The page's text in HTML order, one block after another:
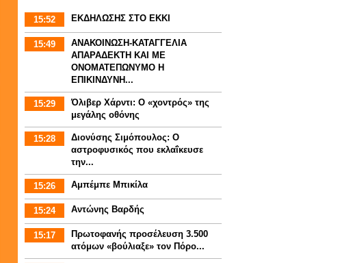
15:52 ΕΚΔΗΛΩΣΗΣ ΣΤΟ ΕΚΚΙ
15:49
ΑΝΑΚΟΙΝΩΣΗ-ΚΑΤΑΓΓΕΛΙΑ
ΑΠΑΡΑΔΕΚΤΗ ΚΑΙ ΜΕ
ΟΝΟΜΑΤΕΠΩΝΥΜΟ Η
ΕΠΙΚΙΝΔΥΝΗ...
15:29
Όλιβερ Χάρντι: Ο «χοντρός» της
μεγάλης οθόνης
15:28
Διονύσης Σιμόπουλος: Ο
αστροφυσικός που εκλαΐκευσε
την...
15:26 Αμπέμπε Μπικίλα
15:24 Αντώνης Βαρδής
15:17
Πρωτοφανής προσέλευση 3.500
ατόμων «βούλιαξε» τον Πόρο...